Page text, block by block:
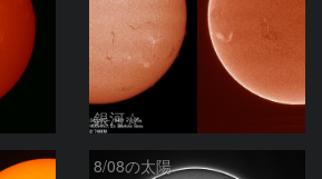
銀河☆
8/08の太陽